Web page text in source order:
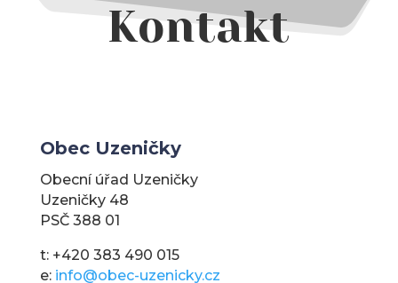
Kontakt
Obec Uzeničky
Obecní úřad Uzeničky
Uzeničky 48
PSČ 388 01
t: +420 383 490 015
e: info@obec-uzenicky.cz